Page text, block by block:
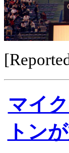
マイ
トン